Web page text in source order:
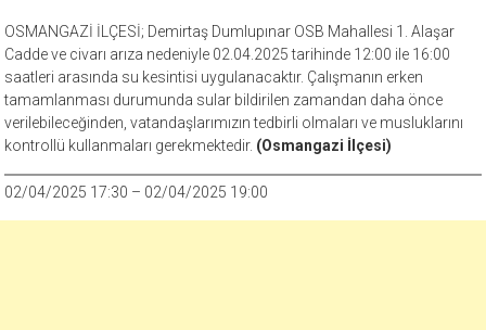
OSMANGAZİ İLÇESİ; Demirtaş Dumlupınar OSB Mahallesi 1. Alaşar
Cadde ve civarı arıza nedeniyle 02.04.2025 tarihinde 12:00 ile 16:00
saatleri arasında su kesintisi uygulanacaktır. Çalışmanın erken
tamamlanması durumunda sular bildirilen zamandan daha önce
verilebileceğinden, vatandaşlarımızın tedbirli olmaları ve musluklarını
kontrollü kullanmaları gerekmektedir. (Osmangazi İlçesi)
02/04/2025 17:30 – 02/04/2025 19:00